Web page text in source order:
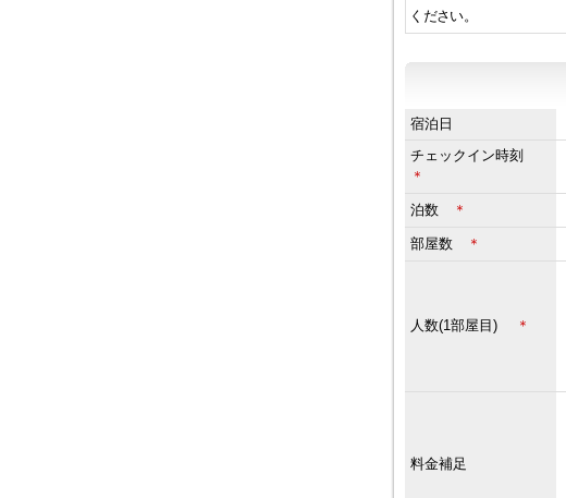
ください。
宿泊日
チェックイン時刻
＊
泊数 ＊
部屋数 ＊
人数(1部屋目) ＊
料金補足